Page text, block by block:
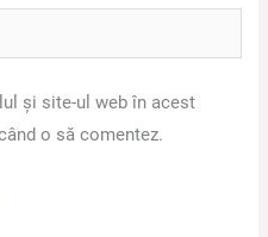
și site-ul web în acest
o să comentez.